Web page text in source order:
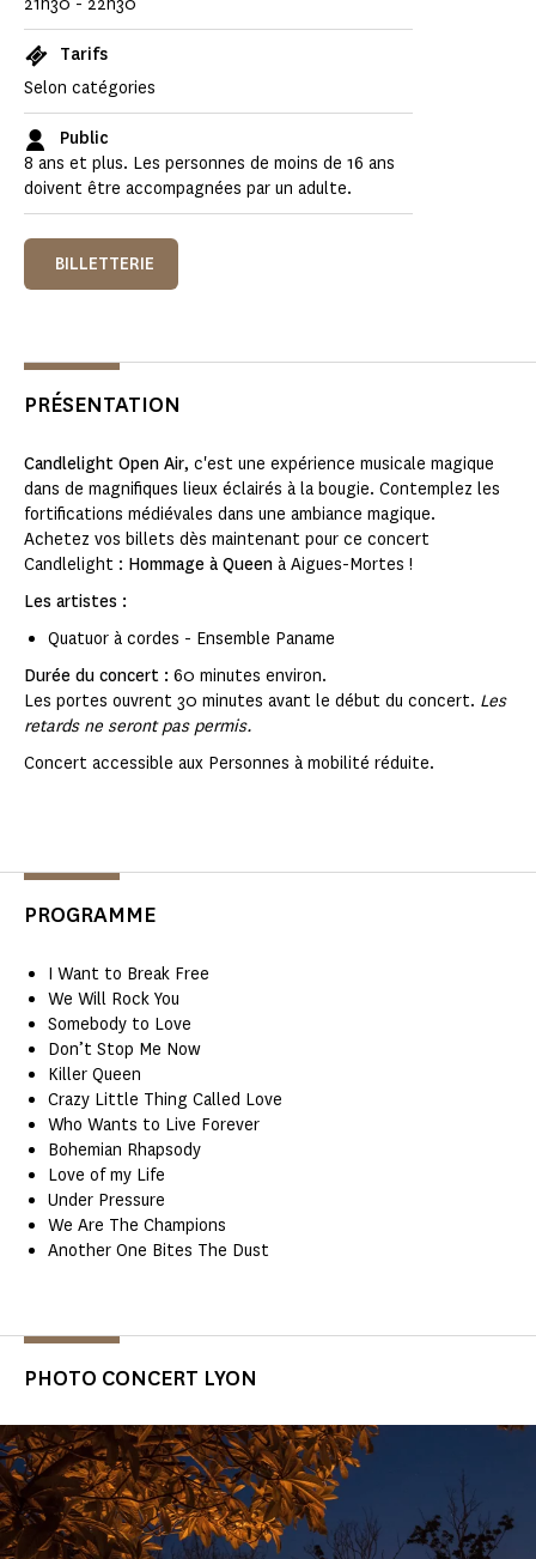
Tarifs
Selon catégories
Public
8 ans et plus. Les personnes de moins de 16 ans
doivent être accompagnées par un adulte.
BILLETTERIE
PRÉSENTATION
Candlelight Open Air, c'est une expérience musicale magique
dans de magnifiques lieux éclairés à la bougie. Contemplez les
fortifications médiévales dans une ambiance magique.
Achetez vos billets dès maintenant pour ce concert
Candlelight : Hommage à Queen à Aigues-Mortes !
Les artistes :
Quatuor à cordes - Ensemble Paname
Durée du concert : 60 minutes environ.
Les portes ouvrent 30 minutes avant le début du concert. Les
retards ne seront pas permis.
Concert accessible aux Personnes à mobilité réduite.
PROGRAMME
I Want to Break Free
We Will Rock You
Somebody to Love
Don’t Stop Me Now
Killer Queen
Crazy Little Thing Called Love
Who Wants to Live Forever
Bohemian Rhapsody
Love of my Life
Under Pressure
We Are The Champions
Another One Bites The Dust
PHOTO CONCERT LYON